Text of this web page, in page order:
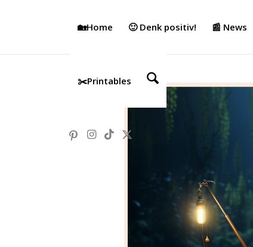
🏡Home 🙂 Denk positiv! 📰 News
✂️Printables